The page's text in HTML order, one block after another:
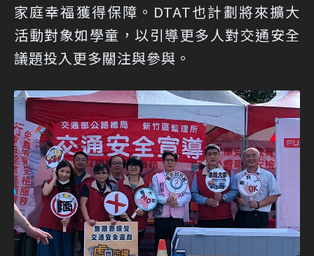
家庭幸福獲得保障。DTAT也計劃將來擴大
活動對象如學童，以引導更多人對交通安全
議題投入更多關注與參與。